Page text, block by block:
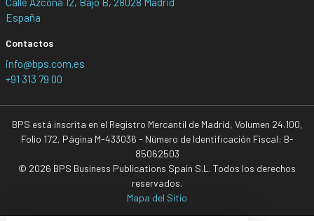
España
Contactos
info@bps.com.es
+91 313 79 00
BPS está inscrita en el Registro Mercantil de Madrid, Volumen 24.100,
Folio 172, Página M-433036 - Número de Identificación Fiscal: B-
85062503
© 2026 BPS Business Publications Spain S.L. Todos los derechos
reservados.
Mapa del Sitio